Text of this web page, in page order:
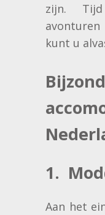
zijn.
kunt u
1.
Aan het